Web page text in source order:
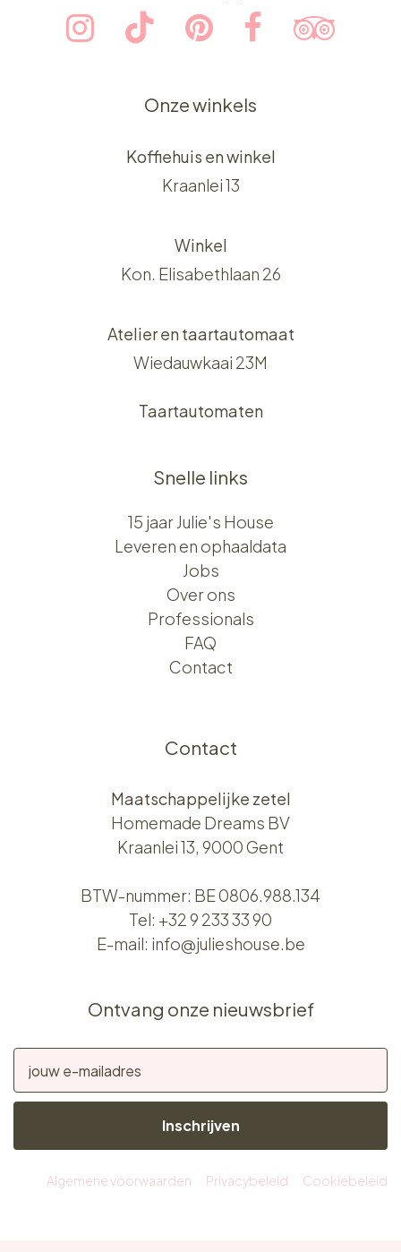
Onze winkels
Koffiehuis en winkel
Kraanlei 13
Winkel
Kon. Elisabethlaan 26
Atelier en taartautomaat
Wiedauwkaai 23M
Taartautomaten
Snelle links
15 jaar Julie's House
Leveren en ophaaldata
Jobs
Over ons​​
Professionals
FAQ
Contact
Contact
Maatschappelijke zetel
Homemade Dreams BV
Kraanlei 13, 9000 Gent
BTW-nummer: BE 0806.988.134
Tel: +32 9 233 33 90
E-mail: info@julieshouse.be
Ontvang onze nieuwsbrief
Inschrijven
Algemene voorwaarden Privacybeleid Cookiebeleid